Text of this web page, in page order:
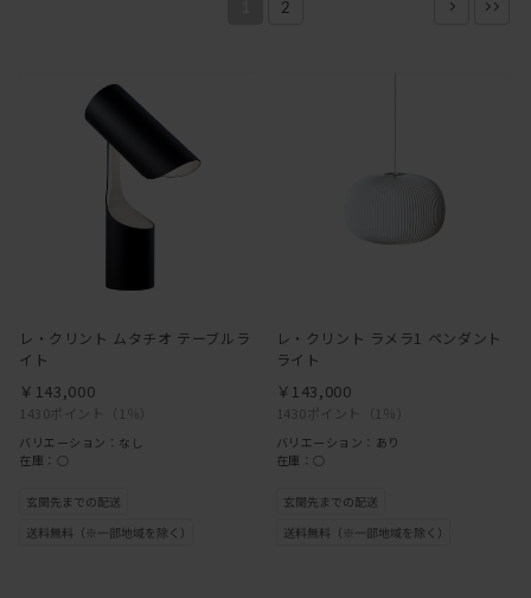
2
レ・クリント ムタチオ テーブルラ
イト
1430ポイント （1％）
￥143,000
バリエーション：なし
在庫：○
レ・クリント ラメラ1 ペンダント
ライト
1430ポイント （1％）
￥143,000
バリエーション：あり
在庫：○